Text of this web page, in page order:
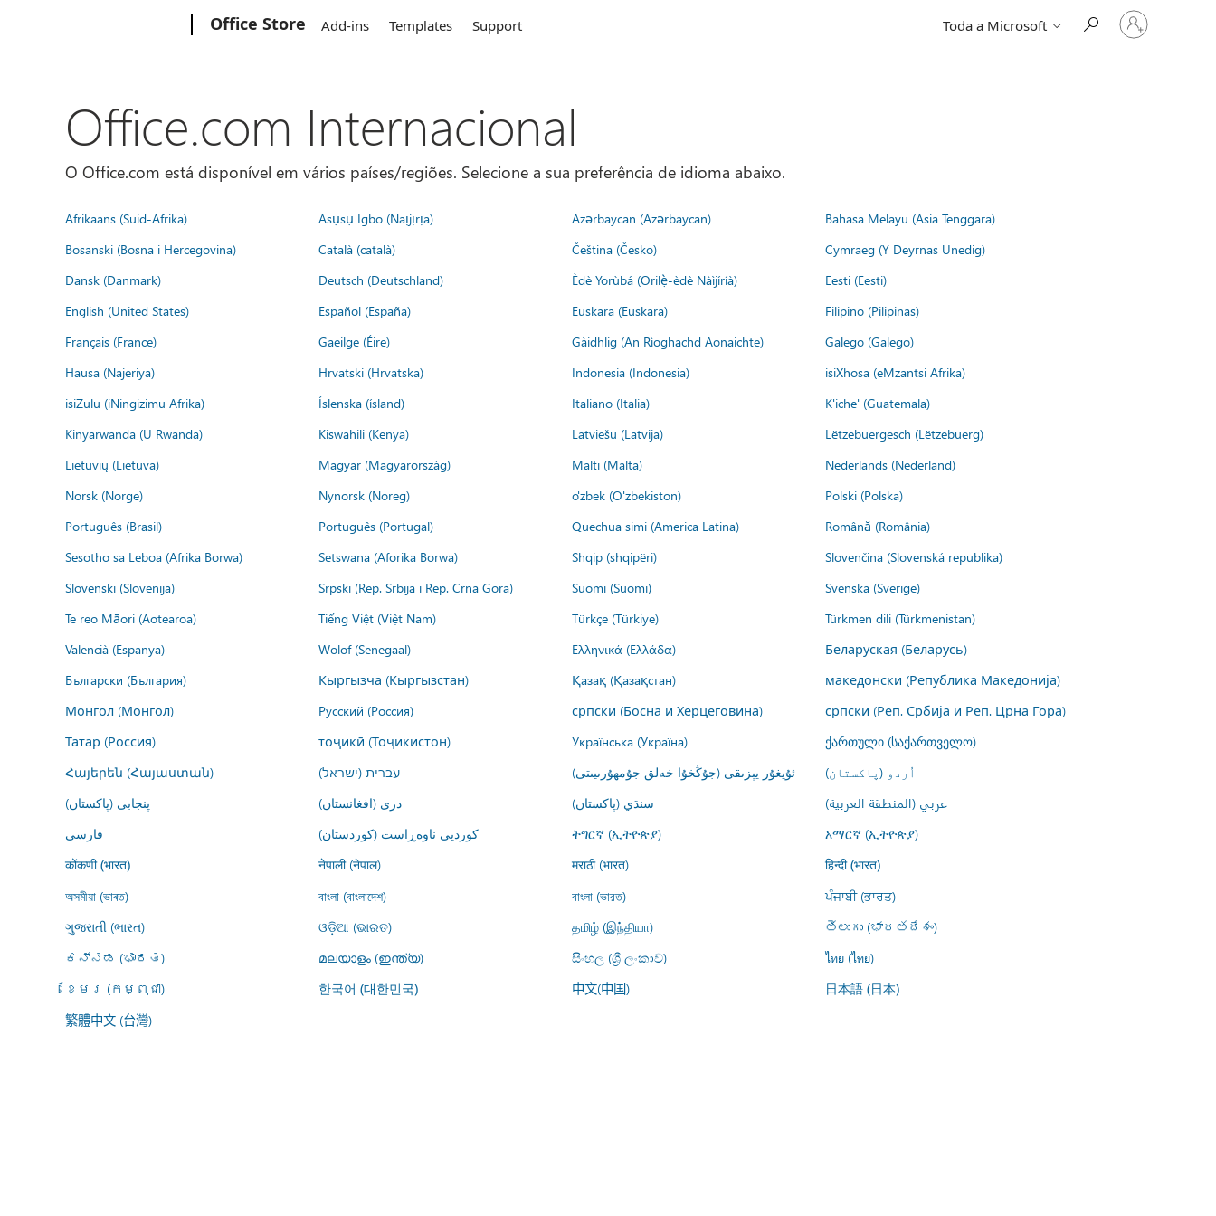
Office Store Add-ins Templates Support Toda a Microsoft
Iniciar
sessão
Office.com Internacional
O Office.com está disponível em vários países/regiões. Selecione a sua preferência de idioma abaixo.
Afrikaans (Suid-Afrika) Asụsụ Igbo (Naịjịrịa) Azərbaycan (Azərbaycan)
Bahasa Melayu (Asia Tenggara)
Bosanski (Bosna i Hercegovina)
Català (català) Čeština (Česko)
Cymraeg (Y Deyrnas Unedig)
Dansk (Danmark)
Deutsch (Deutschland) Èdè Yorùbá (Orilẹ̀-èdè Nàìjíríà)
Eesti (Eesti)
English (United States)
Español (España) Euskara (Euskara)
Filipino (Pilipinas)
Français (France)
Gaeilge (Éire) Gàidhlig (An Rìoghachd Aonaichte)
Galego (Galego)
Hausa (Najeriya)
Hrvatski (Hrvatska) Indonesia (Indonesia)
isiXhosa (eMzantsi Afrika)
isiZulu (iNingizimu Afrika)
Íslenska (ísland) Italiano (Italia)
K'iche' (Guatemala)
Kinyarwanda (U Rwanda)
Kiswahili (Kenya) Latviešu (Latvija)
Lëtzebuergesch (Lëtzebuerg)
Lietuvių (Lietuva)
Magyar (Magyarország) Malti (Malta)
Nederlands (Nederland)
Norsk (Norge)
Nynorsk (Noreg) o'zbek (O'zbekiston)
Polski (Polska)
Português (Brasil)
Português (Portugal) Quechua simi (America Latina)
Română (România)
Sesotho sa Leboa (Afrika Borwa)
Setswana (Aforika Borwa) Shqip (shqipëri)
Slovenčina (Slovenská republika)
Slovenski (Slovenija)
Srpski (Rep. Srbija i Rep. Crna Gora) Suomi (Suomi)
Svenska (Sverige)
Te reo Māori (Aotearoa)
Tiếng Việt (Việt Nam) Türkçe (Türkiye)
Türkmen dili (Türkmenistan)
Valencià (Espanya)
Wolof (Senegaal) Ελληνικά (Ελλάδα)
Беларуская (Беларусь)
Български (България)
Кыргызча (Кыргызстан) Қазақ (Қазақстан)
македонски (Република Македонија)
Монгол (Монгол)
Русский (Россия) српски (Босна и Херцеговина)
српски (Реп. Србија и Реп. Црна Гора)
Татар (Россия)
тоҷикӣ (Тоҷикистон) Українська (Україна)
ქართული (საქართველო)
Հայերեն (Հայաստան)
עברית (ישראל) ئۇيغۇر يېزىقى (جۇڭخۇا خەلق جۇمھۇرىيىتى)
اُردو (پاکستان)
پنجابی (پاکستان)
درى (افغانستان) سنڌي (پاکستان)
عربي (المنطقة العربية)
فارسى
کوردیی ناوەڕاست (کوردستان) ትግርኛ (ኢትዮጵያ) አማርኛ (ኢትዮጵያ)
कोंकणी (भारत) नेपाली (नेपाल) मराठी (भारत) हिन्दी (भारत)
অসমীয়া (ভাৰত) বাংলা (বাংলাদেশ) বাংলা (ভারত)
ਪੰਜਾਬੀ (ਭਾਰਤ)
ગુજરાતી (ભારત)
ଓଡ଼ିଆ (ଭାରତ) தமிழ் (இந்தியா)
తెలుగు (భారతదేశం)
ಕನ್ನಡ (ಭಾರತ)
മലയാളം (ഇന്ത്യ) සිංහල (ශ්‍රී ලංකාව)
ไทย (ไทย)
ខ្មែរ (កម្ពុជា)
한국어 (대한민국) 中文(中国) 日本語 (日本)
繁體中文 (台灣)